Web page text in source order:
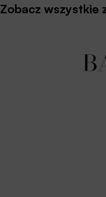
Zobacz wszystkie